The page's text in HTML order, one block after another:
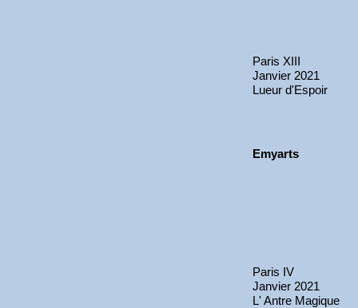
Paris XIII
Janvier 2021
Lueur d'Espoir
Emyarts
Paris IV
Janvier 2021
L' Antre Magique